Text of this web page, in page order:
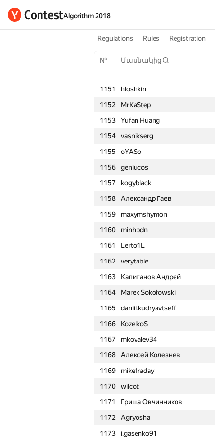
Algorithm 2018
Regulations Rules Registration
№ Մասնակից
1151 hloshkin
1152
MrKaStep
1153
Yufan Huang
1154
vasnikserg
1155
oYASo
1156
geniucos
1157
kogyblack
1158
Александр Гаев
1159
maxymshymon
1160
minhpdn
1161
Lerto1L
1162
verytable
1163
Капитанов Андрей
1164
Marek Sokołowski
1165
daniil.kudryavtseff
1166
KozelkoS
1167
mkovalev34
1168
Алексей Колезнев
1169
mikefraday
1170
wilcot
1171
Гриша Овчинников
1172
Agryosha
1173
i.gasenko91
Մասնակից